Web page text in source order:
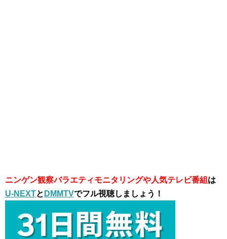
ニンゲン観察バラエティモニタリングや人気テレビ番組 は
U-NEXTと DMMTVでフル視聴しましょう！